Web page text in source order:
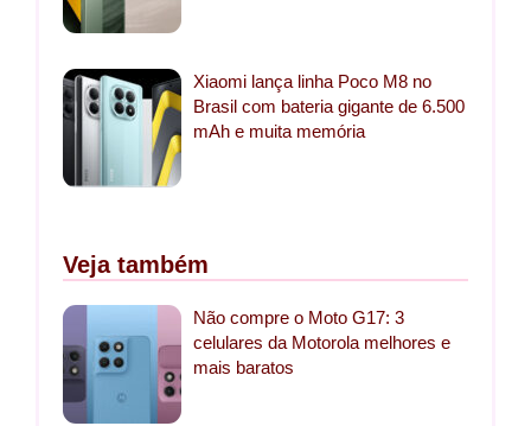
Xiaomi lança linha Poco M8 no
Brasil com bateria gigante de 6.500
mAh e muita memória
Veja também
Não compre o Moto G17: 3
celulares da Motorola melhores e
mais baratos